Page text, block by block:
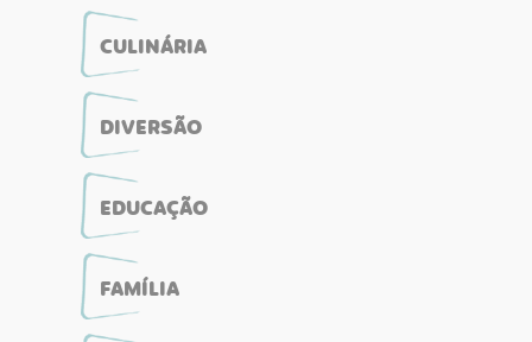
CULINÁRIA
DIVERSÃO
EDUCAÇÃO
FAMÍLIA